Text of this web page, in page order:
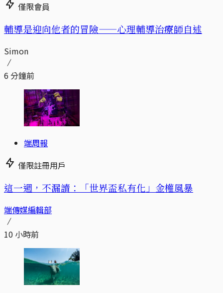
僅限會員
輔導是迎向他者的冒險——心理輔導治療師自述
Simon
6 分鐘前
端周報
僅限註冊用戶
這一週，不漏讀：「世界盃私有化」金權風暴
端傳媒編輯部
10 小時前